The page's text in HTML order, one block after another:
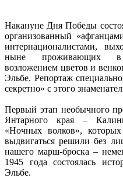
Накануне Дня Победы
организованный
интернационалистами,
ныне проживающих в
возложением цветов и
Эльбе. Репортаж
секретно» с этого
Первый этап необычного
Янтарного края –
«Ночных волков»,
выдвигаться решили без
нашего марш-броска –
1945 года состоялась
Эльбе.